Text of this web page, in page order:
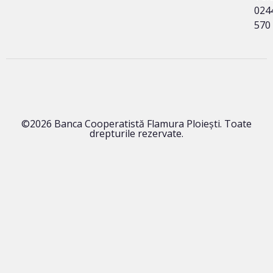
570
©2026 Banca Cooperatistă Flamura Ploieşti. Toate
drepturile rezervate.